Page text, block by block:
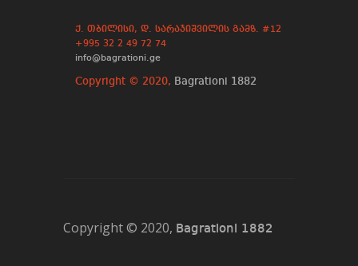
ქ. თბილისი, დ. სარაჯიშვილის გამზ. #12
+995 32 2 49 72 74
info@bagrationi.ge
Copyright © 2020, Bagrationi 1882
Copyright © 2020, Bagrationi 1882